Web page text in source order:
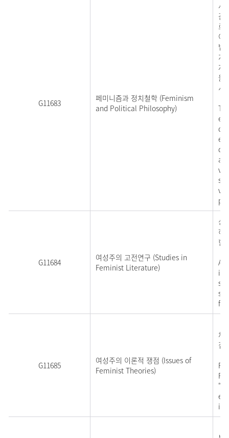
G11683
페미니즘과 정치철학 (Feminism
and Political Philosophy)
사
관
로
이
법
지
자
을
서
G11684
여성주의 고전연구 (Studies in
Feminist Literature)
상
하
한
A
for
G11685
여성주의 이론적 쟁점 (Issues of
Feminist Theories)
체
집